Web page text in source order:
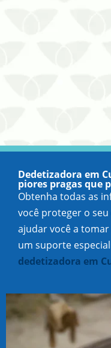
Dedetizadora em
piores pragas que
Obtenha todas as
você proteger o seu
ajudar você a
um suporte
dedetizadora em